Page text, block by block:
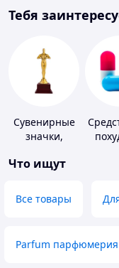
Тебя
Сувенирные
значки,
Что ищут
Все товары
Parfum парфюмерия